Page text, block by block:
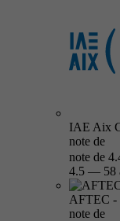
IAE Aix
note de
note de
4.5 — 58
AFTEC -
note de